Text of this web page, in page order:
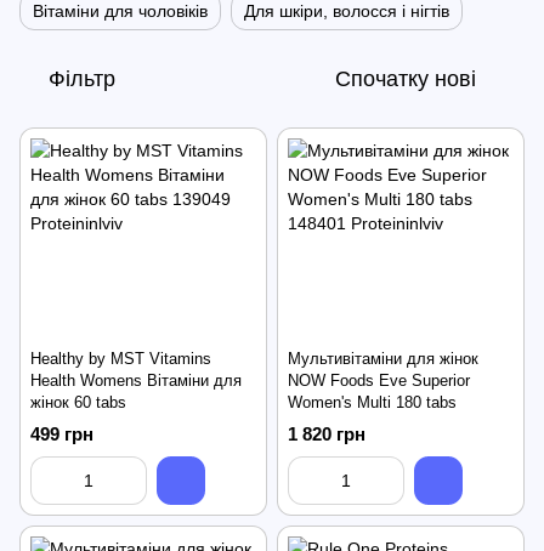
Вітаміни для чоловіків Для шкіри, волосся і нігтів
Фільтр Спочатку нові
Healthy by MST Vitamins
Health Womens Вітаміни для
жінок 60 tabs
499 грн
Мультивітаміни для жінок
NOW Foods Eve Superior
Women's Multi 180 tabs
1 820 грн